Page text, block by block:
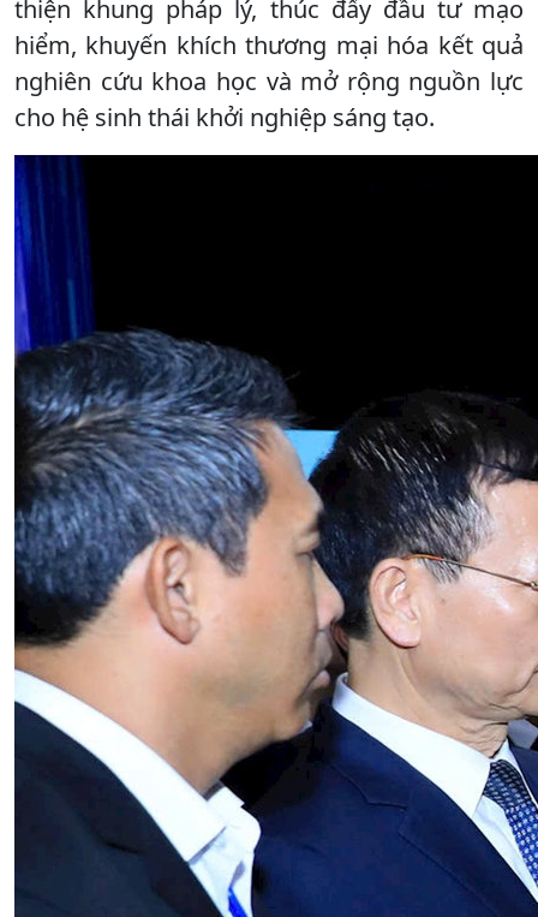
thiện khung pháp lý, thúc đẩy đầu tư mạo
hiểm, khuyến khích thương mại hóa kết quả
nghiên cứu khoa học và mở rộng nguồn lực
cho hệ sinh thái khởi nghiệp sáng tạo.